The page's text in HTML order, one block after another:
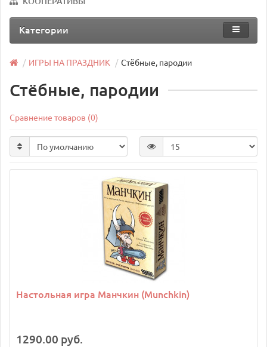
Категории
ИГРЫ НА ПРАЗДНИК Стёбные, пародии
Стёбные, пародии
Сравнение товаров (0)
Настольная игра Манчкин (Munchkin)
1290.00 руб.